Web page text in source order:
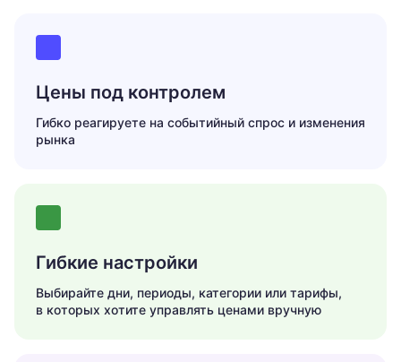
Цены под контролем
Гибко реагируете на событийный спрос и изменения
рынка
Гибкие настройки
Выбирайте дни, периоды, категории или тарифы,
в которых хотите управлять ценами вручную